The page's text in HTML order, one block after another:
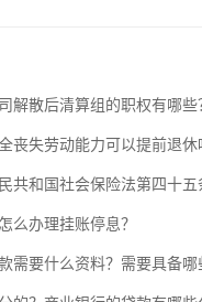
解散后清算组的职权有哪些
丧失劳动能力可以提前退休
共和国社会保险法第四十五
么办理挂账停息？
需要什么资料？需要具备哪